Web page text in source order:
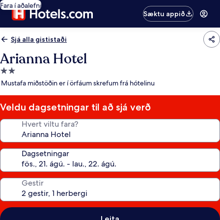
Fara í aðalefni
Sæktu appið
Sjá alla gististaði
Arianna Hotel
2.0
stjörnu
Mustafa miðstöðin er í örfáum skrefum frá hótelinu
Veldu dagsetningar til að sjá verð
Hvert viltu fara?
Dagsetningar
Gestir